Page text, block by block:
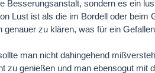
Besserungsanstalt, sondern es ein
Lust ist als die im Bordell oder
genauer zu klären, was für ein
man nicht dahingehend
zu genießen und man ebensogut